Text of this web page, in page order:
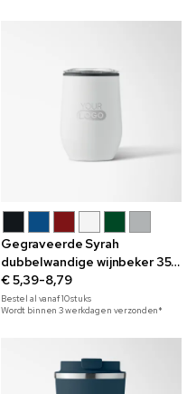
Gegraveerde Syrah
dubbelwandige wijnbeker 350
ml
€ 5,39-8,79
Bestel al vanaf10stuks
Wordt binnen 3 werkdagen verzonden*